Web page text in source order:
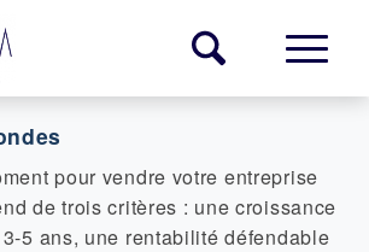
pour vendre votre entreprise
de trois critères : une croissance
5 ans, une rentabilité défendable